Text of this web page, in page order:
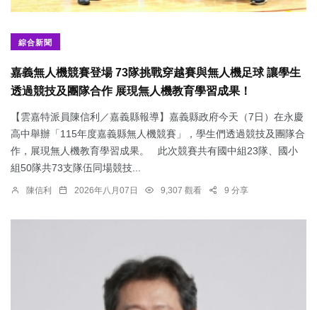
綜合新聞
嘉義無人機競賽登場 73隊挑戰穿越賽與無人機足球 讓學生
透過競技及團隊合作 展現無人機教育學習成果！
【雲嘉特派員陳信利／嘉義縣報導】嘉義縣政府今天（7日）在永慶
高中舉辦「115年度嘉義縣無人機競賽」，學生們透過競技及團隊合
作，展現無人機教育學習成果。 此次競賽共有國中組23隊、國小
組50隊共73支隊伍同場競技...
陳信利 2026年八月07日 9,307 觀看 9 分享